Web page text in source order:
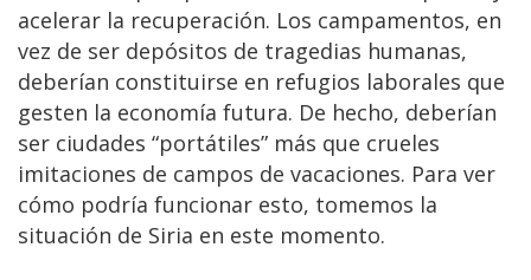
acelerar la recuperación. Los campamentos, en
vez de ser depósitos de tragedias humanas,
deberían constituirse en refugios laborales que
gesten la economía futura. De hecho, deberían
ser ciudades “portátiles” más que crueles
imitaciones de campos de vacaciones. Para ver
cómo podría funcionar esto, tomemos la
situación de Siria en este momento.